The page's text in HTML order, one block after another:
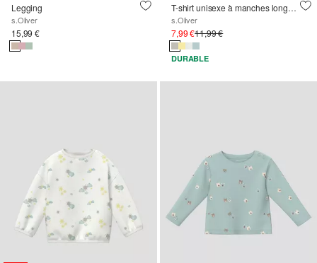
Legging
s.Oliver
15,99 €
T-shirt unisexe à manches longues avec impression sur le devant
s.Oliver
7,99 €11,99 €
DURABLE